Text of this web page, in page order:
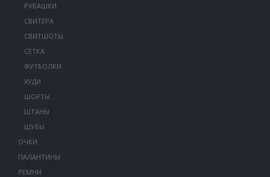
РУБАШКИ
СВИТЕРА
СВИТШОТЫ
СЕТКА
ФУТБОЛКИ
ХУДИ
ШОРТЫ
ШТАНЫ
ШУБЫ
ОЧКИ
ПАЛАНТИНЫ
РЕМНИ